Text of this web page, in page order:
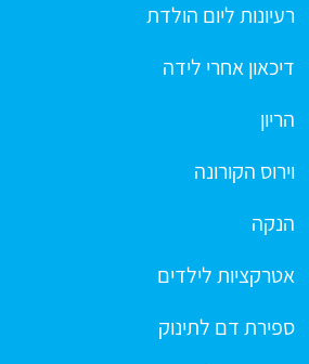
רעיונות ליום הולדת
דיכאון אחרי לידה
הריון
וירוס הקורונה
הנקה
אטרקציות לילדים
ספירת דם לתינוק